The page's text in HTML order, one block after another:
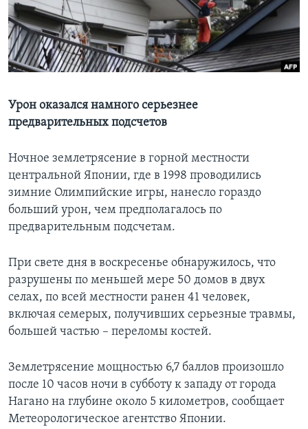
Learning English
СОЦИАЛЬНЫЕ СЕТИ
Языки
Урон оказался намного серьезнее
предварительных подсчетов
Ночное землетрясение в горной местности
центральной Японии, где в 1998 проводились
зимние Олимпийские игры, нанесло гораздо
больший урон, чем предполагалось по
предварительным подсчетам.
При свете дня в воскресенье обнаружилось, что
разрушены по меньшей мере 50 домов в двух
селах, по всей местности ранен 41 человек,
включая семерых, получивших серьезные травмы,
большей частью – переломы костей.
Землетрясение мощностью 6,7 баллов произошло
после 10 часов ночи в субботу к западу от города
Нагано на глубине около 5 километров, сообщает
Метеорологическое агентство Японии.